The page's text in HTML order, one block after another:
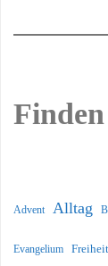
Finden
Advent Alltag
Evangelium Freiheit